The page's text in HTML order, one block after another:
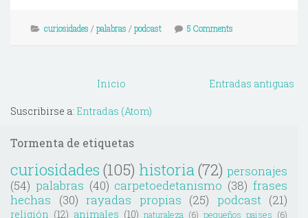
curiosidades / palabras / podcast 5 Comments
Entradas antiguas
Inicio
Suscribirse a: Entradas (Atom)
Tormenta de etiquetas
curiosidades (105) historia(72) personajes
(54) palabras (40) carpetoedetanismo (38) frases
hechas
(30) rayadas propias (25) podcast (21)
religión (12) animales (10) naturaleza (6) pequeños paises (6)